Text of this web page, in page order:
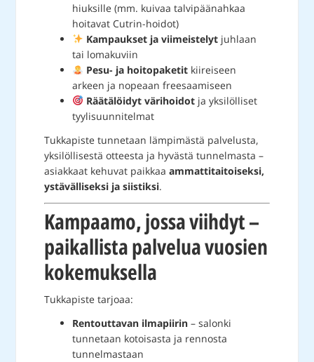
hiuksille (mm. kuivaa talvipäänahkaa
hoitavat Cutrin-hoidot)
Kampaukset ja viimeistelyt juhlaan
tai lomakuviin
Pesu- ja hoitopaketit kiireiseen
arkeen ja nopeaan freesaamiseen
Räätälöidyt värihoidot ja yksilölliset
tyylisuunnitelmat
Tukkapiste tunnetaan lämpimästä palvelusta,
yksilöllisestä otteesta ja hyvästä tunnelmasta –
asiakkaat kehuvat paikkaaammattitaitoiseksi,
ystävälliseksi ja siistiksi.
Kampaamo, jossa viihdyt –
paikallista palvelua vuosien
kokemuksella
Tukkapiste tarjoaa:
Rentouttavan ilmapiirin – salonki
tunnetaan kotoisasta ja rennosta
tunnelmastaan